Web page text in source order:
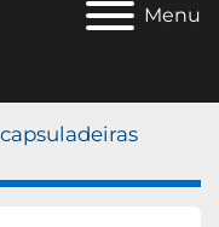
Menu